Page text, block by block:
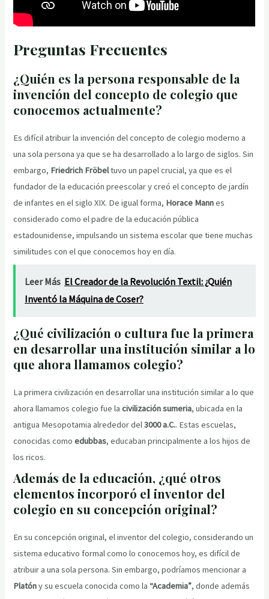
Preguntas Frecuentes
¿Quién es la persona responsable de la
invención del concepto de colegio que
conocemos actualmente?
Es difícil atribuir la invención del concepto de colegio moderno a
una sola persona ya que se ha desarrollado a lo largo de siglos. Sin
embargo, Friedrich Fröbeltuvo un papel crucial, ya que es el
fundador de la educación preescolar y creó el concepto de jardín
de infantes en el siglo XIX. De igual forma, Horace Mannes
considerado como el padre de la educación pública
estadounidense, impulsando un sistema escolar que tiene muchas
similitudes con el que conocemos hoy en día.
Leer Más El Creador de la Revolución Textil: ¿Quién
Inventó la Máquina de Coser?
¿Qué civilización o cultura fue la primera
en desarrollar una institución similar a lo
que ahora llamamos colegio?
La primera civilización en desarrollar una institución similar a lo que
ahora llamamos colegio fue lacivilización sumeria, ubicada en la
antigua Mesopotamia alrededor del3000 a.C.. Estas escuelas,
conocidas comoedubbas, educaban principalmente a los hijos de
los ricos.
Además de la educación, ¿qué otros
elementos incorporó el inventor del
colegio en su concepción original?
En su concepción original, el inventor del colegio, considerando un
sistema educativo formal como lo conocemos hoy, es difícil de
atribuir a una sola persona. Sin embargo, podríamos mencionar a
Platóny su escuela conocida como la “Academia”, donde además